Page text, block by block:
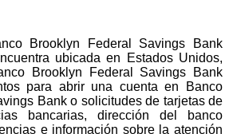
Brooklyn Federal Savings Bank
ubicada en Estados Unidos,
Brooklyn Federal Savings Bank
para abrir una cuenta en Banco
Bank o solicitudes de tarjetas de
bancarias, dirección del banco
e información sobre la atención